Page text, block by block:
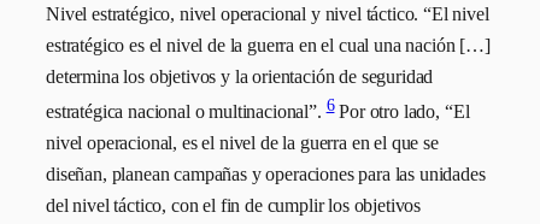
Nivel estratégico, nivel operacional y nivel táctico. “El nivel
estratégico es el nivel de la guerra en el cual una nación […]
determina los objetivos y la orientación de seguridad
estratégica nacional o multinacional”.6Por otro lado, “El
nivel operacional, es el nivel de la guerra en el que se
diseñan, planean campañas y operaciones para las unidades
del nivel táctico, con el fin de cumplir los objetivos